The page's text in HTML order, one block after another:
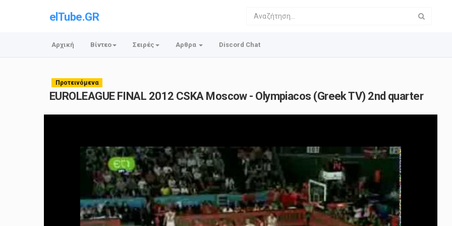
elTube.GR
Αρχική Βίντεο Σειρές Αρθρα Discord Chat
Προτεινόμενα
EUROLEAGUE FINAL 2012 CSKA Moscow - Olympiacos (Greek TV) 2nd quarter